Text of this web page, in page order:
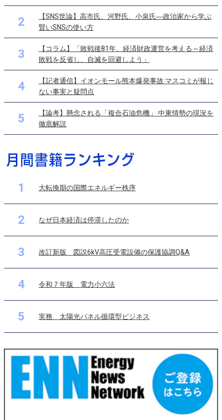
2
【SNS世論】高市氏、河野氏、小泉氏―政治家から学ぶ
賢いSNSの使い方
3
【コラム】「敗戦後81年、経済財政運営を考える～経済
敗戦を反省し、自滅を回避しよう」
4
【記者通信】イオンモール熊本爆発事故 マスコミが報じ
ない事実と疑問点
5
【論考】懸念される「複合石油危機」 中東情勢の現況を
徹底解説
1 大転換期の国際エネルギー秩序
2 なぜ日本経済は停滞したのか
3 改訂新版 図説6kV高圧受電設備の保護協調Q&A
4 令和７年版 電力小六法
5 実務 太陽光パネル循環型ビジネス